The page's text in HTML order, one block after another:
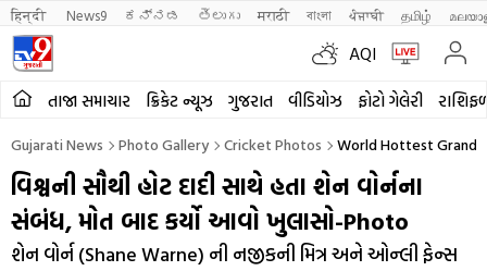
हिन्दी News9 ಕನ್ನಡ తెలుగు मराठी বাংলা ਪੰਜਾਬੀ தமிழ்
AQI
તાજા સમાચાર ક્રિકેટ ન્યૂઝ ગુજરાત વીડિયોઝ ફોટો ગેલેરી
Gujarati News Photo Gallery Cricket Photos World Hottest
વિશ્વની સૌથી હોટ દાદી સાથે હતા શેન વોર્નના
સંબંધ, મોત બાદ કર્યો આવો ખુલાસો-Photo
શેન વોર્ન (Shane Warne) ની નજીકની મિત્ર અને ઓન્લી ફેન્સ